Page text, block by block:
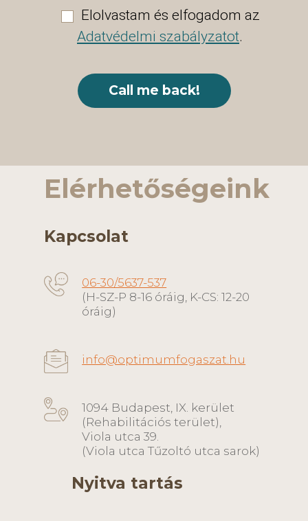
Elolvastam és elfogadom az
Adatvédelmi szabályzatot.
Elérhetőségeink
Kapcsolat
06-30/5637-537
(H-SZ-P 8-16 óráig, K-CS: 12-20
óráig)
info@optimumfogaszat.hu
1094 Budapest, IX. kerület
(Rehabilitációs terület),
Viola utca 39.
(Viola utca Tűzoltó utca sarok)
Nyitva tartás